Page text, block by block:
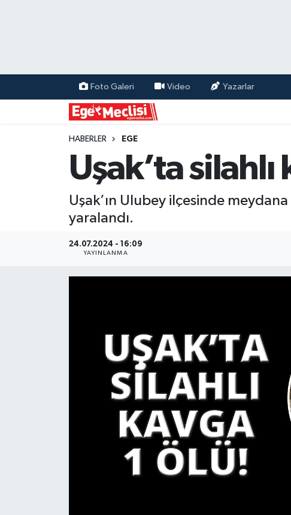
Foto Galeri Video Yazarlar
HABERLER EGE
Uşak’ta silahlı
Uşak’ın Ulubey ilçesinde
yaralandı.
24.07.2024 - 16:09
YAYINLANMA
EKONOMİ
GÜNCEL
ÖZEL HABER
POLİTİKA
Programlar